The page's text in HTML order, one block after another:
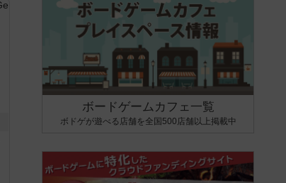
ボードゲームカフェ一覧
ボドゲが遊べる店舗を全国500店舗以上掲載中